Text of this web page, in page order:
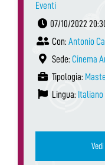
Eventi
07/10/2022
Con: Antonio
Sede: Cinema
Tipologia:
Lingua: Italiano